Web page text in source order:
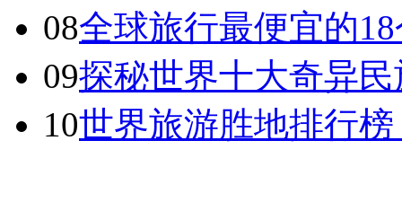
08全球旅行最便宜的
09探秘世界十大奇异
10世界旅游胜地排行